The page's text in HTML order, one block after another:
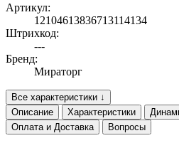
Артикул:
12104613836713114134
Штрихкод:
---
Бренд:
Мираторг
Все характеристики ↓
Описание
Характеристики
Оплата и Доставка
Вопросы